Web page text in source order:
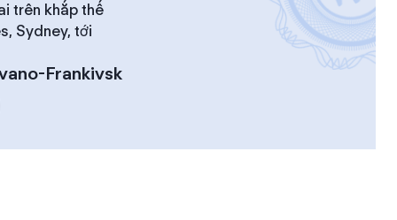
trên khắp thế
Sydney, tới
Frankivsk